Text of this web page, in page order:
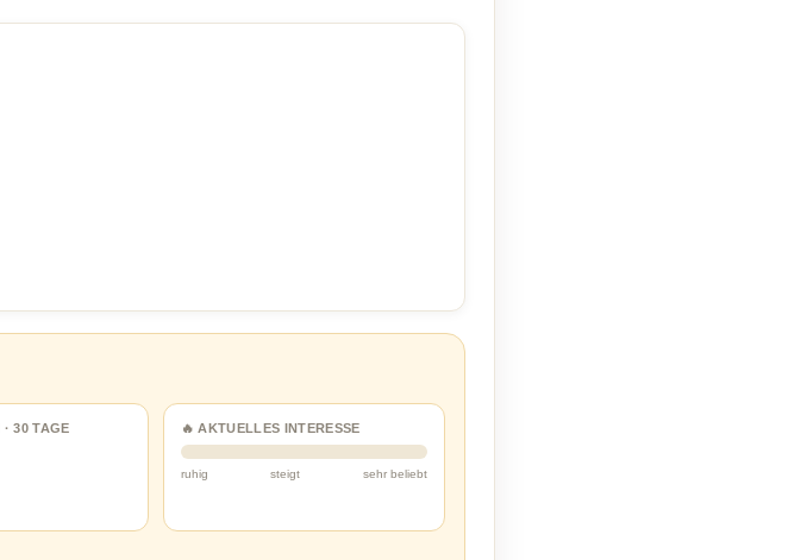
30 TAGE 🔥 AKTUELLES INTERESSE
ruhig steigt sehr beliebt